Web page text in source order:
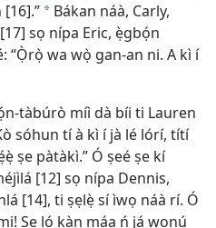
a Bákan náà, Carly,
sọ nípa Eric, ẹ̀gbọ́n
“Ọ̀rọ̀ wa wọ̀ gan-an ni. A kì í
tàbúrò míì dà bíi ti Lauren
sóhun tí à kì í jà lé lórí, títí
ṣe pàtàkì.” Ó ṣeé ṣe kí
[12] sọ nípa Dennis,
[14], ti ṣẹlẹ̀ sí ìwọ náà rí. Ó
Ṣe ló kàn máa ń já wọnú